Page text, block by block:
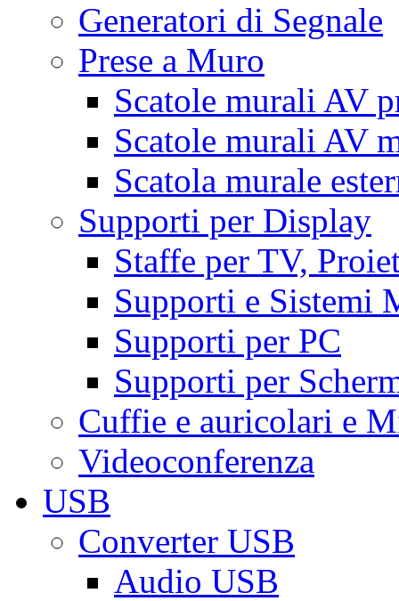
Generatori di Segnale
Prese a Muro
Scatole murali AV
Scatole murali AV
Scatola murale
Supporti per Display
Staffe per TV,
Supporti e Sistemi
Supporti per PC
Supporti per
Cuffie e auricolari e
Videoconferenza
USB
Converter USB
Audio USB